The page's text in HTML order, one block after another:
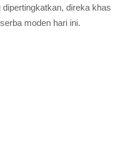
direka khas
moden hari ini.